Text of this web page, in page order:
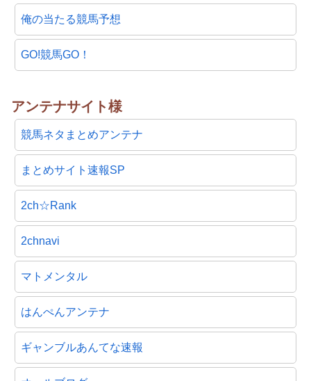
俺の当たる競馬予想
GO!競馬GO！
アンテナサイト様
競馬ネタまとめアンテナ
まとめサイト速報SP
2ch☆Rank
2chnavi
マトメンタル
はんぺんアンテナ
ギャンブルあんてな速報